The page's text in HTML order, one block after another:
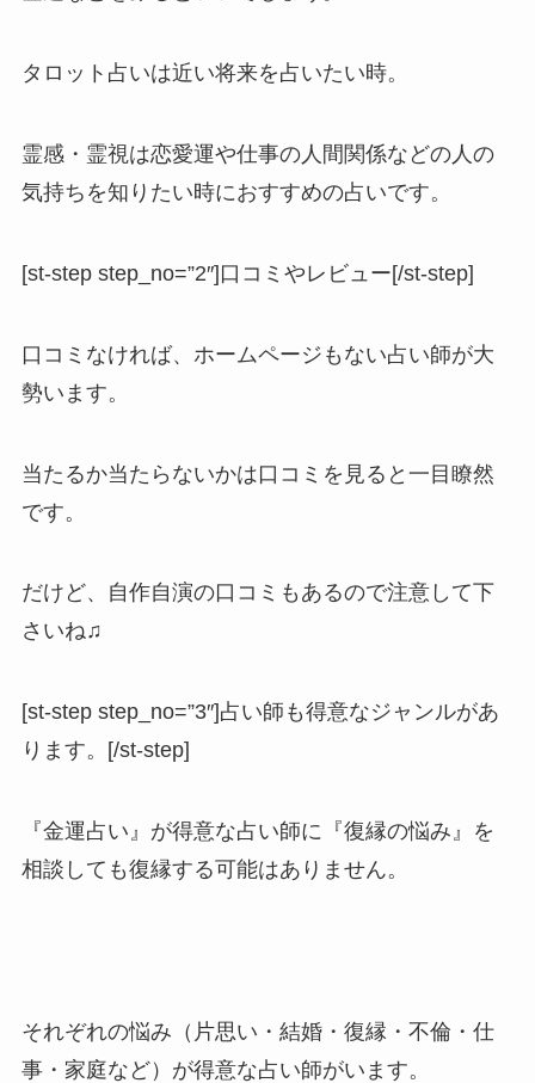
タロット占いは近い将来を占いたい時。
霊感・霊視は恋愛運や仕事の人間関係などの人の
気持ちを知りたい時におすすめの占いです。
[st-step step_no=”2″]口コミやレビュー[/st-step]
口コミなければ、ホームページもない占い師が大
勢います。
当たるか当たらないかは口コミを見ると一目瞭然
です。
だけど、自作自演の口コミもあるので注意して下
さいね♫
[st-step step_no=”3″]占い師も得意なジャンルがあ
ります。[/st-step]
『金運占い』が得意な占い師に 『復縁の悩み』
を
相談しても復縁する可能はありません。
それぞれの悩み（片思い・結婚・復縁・不倫・仕
事・家庭など）が得意な占い師がいます。